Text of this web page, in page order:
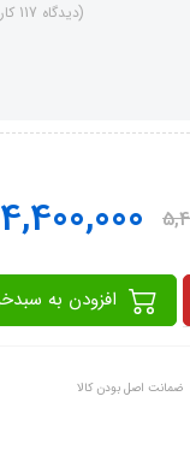
(دیدگاه 117 کاربر)
4,400,000
ضمانت اصل بودن کالا